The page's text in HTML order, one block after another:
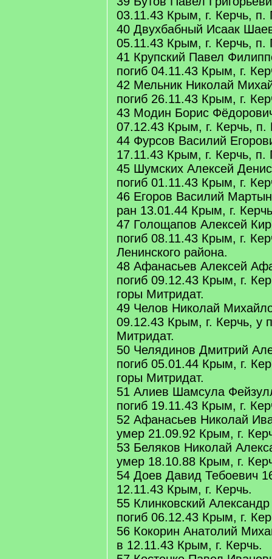
03.11.43 Крым, г. Керчь, п.
40 Двухбабный Исаак
05.11.43 Крым, г. Керчь, п.
41 Крупский Павел
погиб 04.11.43 Крым, г.
42 Мельник Николай
погиб 26.11.43 Крым, г.
43 Модин Борис
07.12.43 Крым, г. Керчь, п.
44 Фурсов Василий
17.11.43 Крым, г. Керчь, п.
45 Шумских Алексей
погиб 01.11.43 Крым, г.
46 Егоров Василий
ран 13.01.44 Крым, г.
47 Голощапов Алексей
погиб 08.11.43 Крым, г.
Ленинского района.
48 Афанасьев Алексей
погиб 09.12.43 Крым, г.
горы Митридат.
49 Челов Николай
09.12.43 Крым, г. Керчь, у
Митридат.
50 Челядинов Дмитрий
погиб 05.01.44 Крым, г.
горы Митридат.
51 Алиев Шамсула
погиб 19.11.43 Крым, г.
52 Афанасьев Николай
умер 21.09.92 Крым, г.
53 Беляков Николай
умер 18.10.88 Крым, г.
54 Доев Давид Тебоевич
12.11.43 Крым, г. Керчь.
55 Клинковский
погиб 06.12.43 Крым, г.
56 Кокорин Анатолий
в 12.11.43 Крым, г. Керчь.